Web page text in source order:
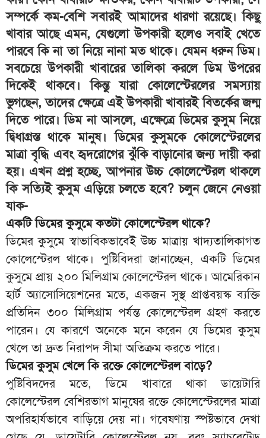
সম্পর্কে কম-বেশি সবারই আমাদের ধারণা রয়েছে। কিছু
খাবার আছে এমন, যেগুলো উপকারী হলেও সবাই খেতে
পারবে কি না তা নিয়ে নানা মত থাকে। যেমন ধরুন ডিম।
সবচেয়ে উপকারী খাবারের তালিকা করলে ডিম উপরের
দিকেই থাকবে। কিন্তু যারা কোলেস্টেরলের সমস্যায়
ভুগছেন, তাদের ক্ষেত্রে এই উপকারী খাবারই বিতর্কের জন্ম
দিতে পারে। ডিম না আসলে, এক্ষেত্রে ডিমের কুসুম নিয়ে
দ্বিধাগ্রস্ত থাকে মানুষ। ডিমের কুসুমকে কোলেস্টেরলের
মাত্রা বৃদ্ধি এবং হৃদরোগের ঝুঁকি বাড়ানোর জন্য দায়ী করা
হয়। এখন প্রশ্ন হচ্ছে, আপনার উচ্চ কোলেস্টেরল থাকলে
কি সত্যিই কুসুম এড়িয়ে চলতে হবে? চলুন জেনে নেওয়া
যাক-
একটি ডিমের কুসুমে কতটা কোলেস্টেরল থাকে?
ডিমের কুসুমে স্বাভাবিকভাবেই উচ্চ মাত্রায় খাদ্যতালিকাগত
কোলেস্টেরল থাকে। পুষ্টিবিদরা জানাচ্ছেন, একটি ডিমের
কুসুমে প্রায় ২০০ মিলিগ্রাম কোলেস্টেরল থাকে। আমেরিকান
হার্ট অ্যাসোসিয়েশনের মতে, একজন সুস্থ প্রাপ্তবয়স্ক ব্যক্তি
প্রতিদিন ৩০০ মিলিগ্রাম পর্যন্ত কোলেস্টেরল গ্রহণ করতে
পারেন। যে কারণে অনেকে মনে করেন যে ডিমের কুসুম
খেলে তা দ্রুত নিরাপদ সীমা অতিক্রম করতে পারে।
ডিমের কুসুম খেলে কি রক্তে কোলেস্টেরল বাড়ে?
পুষ্টিবিদদের মতে, ডিমে খাবারে থাকা ডায়েটারি
কোলেস্টেরল বেশিরভাগ মানুষের রক্তে কোলেস্টেরলের মাত্রা
অপরিহার্যভাবে বাড়িয়ে দেয় না। গবেষণায় স্পষ্টভাবে দেখা